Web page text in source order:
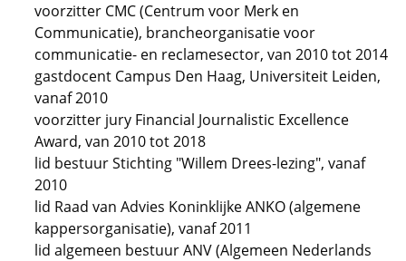
voorzitter CMC (Centrum voor Merk en
Communicatie), brancheorganisatie voor
communicatie- en reclamesector, van 2010 tot 2014
gastdocent Campus Den Haag, Universiteit Leiden,
vanaf 2010
voorzitter jury Financial Journalistic Excellence
Award, van 2010 tot 2018
lid bestuur Stichting "Willem Drees-lezing", vanaf
2010
lid Raad van Advies Koninklijke ANKO (algemene
kappersorganisatie), vanaf 2011
lid algemeen bestuur ANV (Algemeen Nederlands